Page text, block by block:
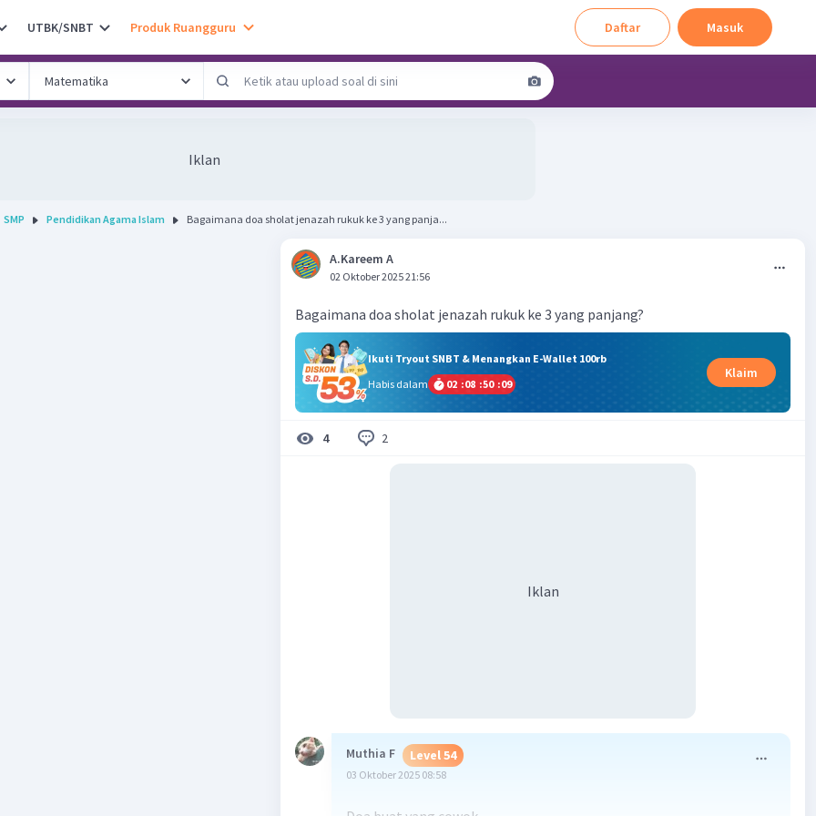
UTBK/SNBT Produk Ruangguru Daftar Masuk
Iklan
SMP Pendidikan Agama Islam Bagaimana doa sholat jenazah rukuk ke 3 yang panja...
A.Kareem A
02 Oktober 2025 21:56
Bagaimana doa sholat jenazah rukuk ke 3 yang panjang?
Ikuti Tryout SNBT & Menangkan E-Wallet 100rb
Habis dalam
02 :08 :50 :08
Klaim
4 2
Iklan
Muthia F Level 54
03 Oktober 2025 08:58